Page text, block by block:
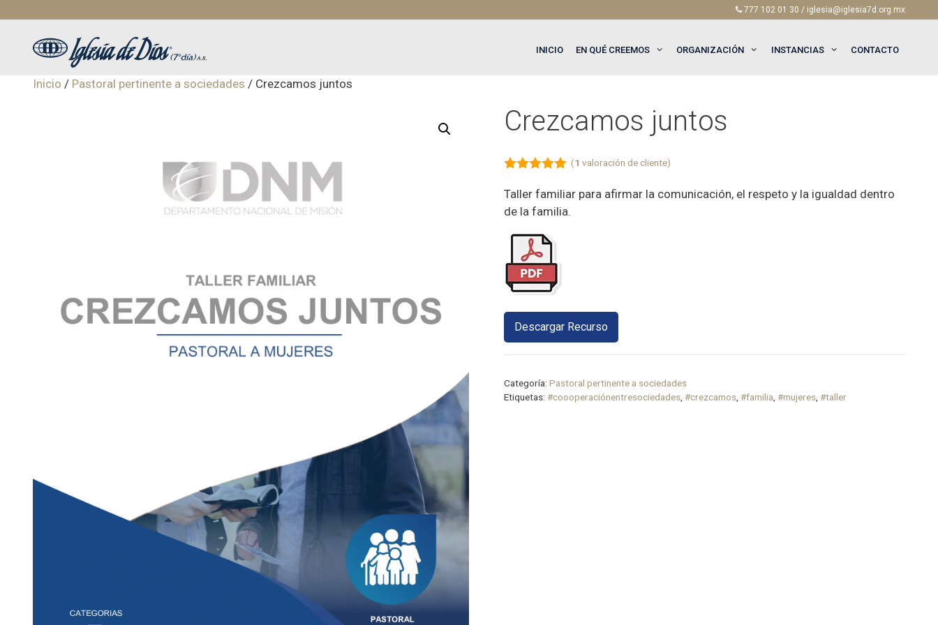
contenido
777 102 01 30 / iglesia@iglesia7d.org.mx
INICIO EN QUÉ CREEMOS ORGANIZACIÓN INSTANCIAS CONTACTO
Inicio / Pastoral pertinente a sociedades / Crezcamos juntos
Crezcamos juntos
(1 valoración de cliente)
Taller familiar para afirmar la comunicación, el respeto y la igualdad dentro
de la familia.
Descargar Recurso
Categoría: Pastoral pertinente a sociedades
Etiquetas: #coooperaciónentresociedades #crezcamos #familia #mujeres #taller